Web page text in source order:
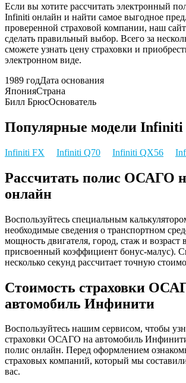
Если вы хотите рассчитать электронный
Infiniti онлайн и найти самое выгодное
проверенной страховой компании, наш
сделать правильный выбор. Всего за
сможете узнать цену страховки и
электронном виде.
1989 годДата основания
ЯпонияСтрана
Билл БрюсОснователь
Популярные модели Infiniti
Infiniti FX Infiniti Q70 Infiniti QX56
Рассчитать полис ОСАГО
онлайн
Воспользуйтесь специальным
необходимые сведения о транспортном
мощность двигателя, город, стаж и возраст
присвоенный коэффициент бонус-малус).
несколько секунд рассчитает точную
Стоимость страховки
автомобиль Инфинити
Воспользуйтесь нашим сервисом, чтобы
страховки ОСАГО на автомобиль
полис онлайн. Перед оформлением
страховых компаний, который мы
вас.